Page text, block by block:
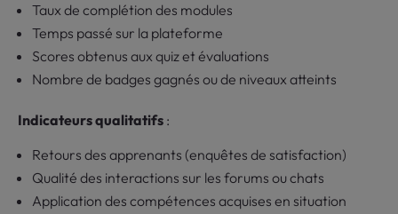
Taux de complétion des modules
Temps passé sur la plateforme
Scores obtenus aux quiz et évaluations
Nombre de badges gagnés ou de niveaux atteints
Indicateurs qualitatifs :
Retours des apprenants (enquêtes de satisfaction)
Qualité des interactions sur les forums ou chats
Application des compétences acquises en situation